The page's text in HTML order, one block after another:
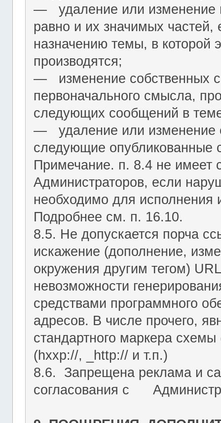
― удаление или изменение
равно и их значимых частей,
назначению темы, в которой
производятся;
― изменение собственных
первоначального смысла,
следующих сообщений в
― удаление или изменение
следующие
Примечание. п. 8.4 не имеет
Администраторов, если
необходимо для исполнения
Подробнее см. п. 16.10.
8.5. Не допускается порча
искажение (дополнение,
окружения другим тегом)
невозможности
средствами программного
адресов. В числе прочего,
стандартного маркера
(hxxp://, _http:// и т.п.)
8.6. Запрещена реклама и
согласования с